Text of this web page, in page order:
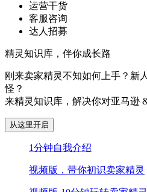
运营干货
客服咨询
达人招募
精灵知识库，伴你成长路
刚来卖家精灵不知如何上手？新
怪？
来精灵知识库，解决你对亚马逊
从这里开启
1分钟自我介绍
视频版，带你初识卖家精灵